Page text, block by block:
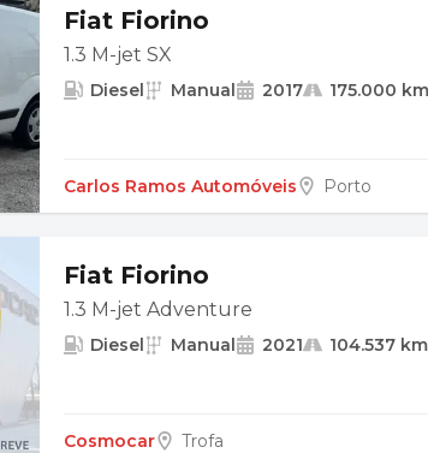
Fiat Fiorino
1.3 M-jet SX
Diesel Manual 2017 175.000 km
Carlos Ramos Automóveis Porto
Fiat Fiorino
1.3 M-jet Adventure
Diesel Manual 2021 104.537 km
Cosmocar Trofa